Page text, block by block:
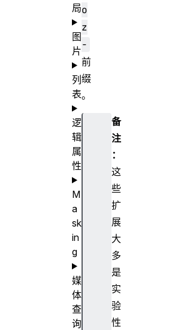
o
z
-
前
缀
。
备
注
：
这
些
扩
展
大
多
是
实
验
性
局
图
片
列
表
逻
辑
属
性
M
a
sk
in
g
媒
体
查
询